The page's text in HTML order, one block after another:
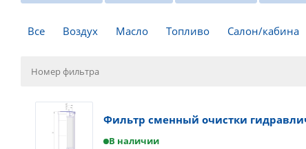
Все Воздух Масло Топливо Салон/кабина
Фильтр сменный очистки
В наличии